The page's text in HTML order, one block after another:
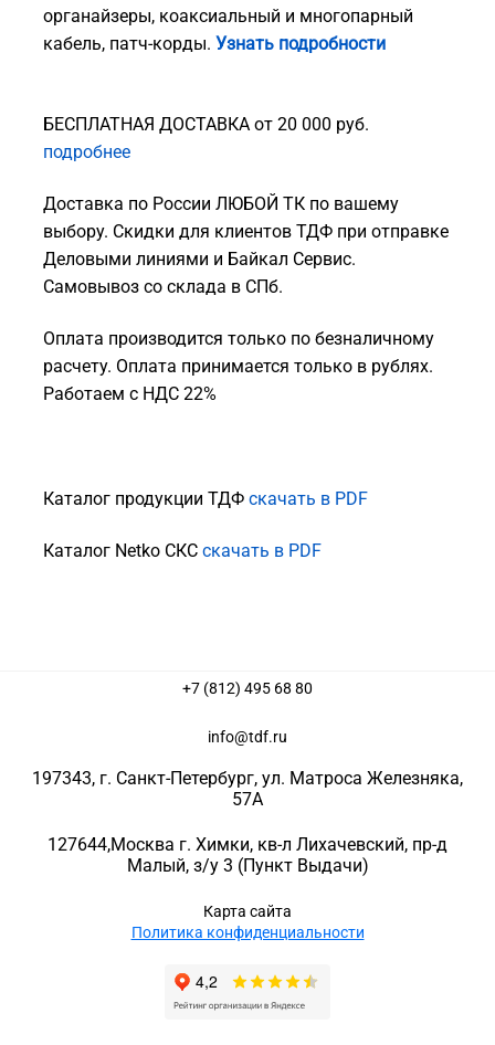
органайзеры, коаксиальный и многопарный
кабель, патч-корды. Узнать подробности
БЕСПЛАТНАЯ ДОСТАВКА от 20 000 руб.
подробнее
Доставка по России ЛЮБОЙ ТК по вашему
выбору. Скидки для клиентов ТДФ при отправке
Деловыми линиями и Байкал Сервис.
Самовывоз со склада в СПб.
Оплата производится только по безналичному
расчету. Оплата принимается только в рублях.
Работаем с НДС 22%
Каталог продукции ТДФ скачать в PDF
Каталог Netko СКС скачать в PDF
+7 (812) 495 68 80
info@tdf.ru
197343, г. Санкт-Петербург, ул. Матроса Железняка,
57A
127644,Москва г. Химки, кв-л Лихачевский, пр-д
Малый, з/у 3 (Пункт Выдачи)
Карта сайта
Политика конфиденциальности